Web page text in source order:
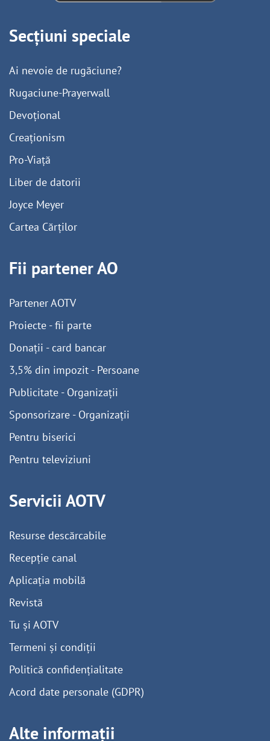
Secțiuni speciale
Ai nevoie de rugăciune?
Rugaciune-Prayerwall
Devoțional
Creaționism
Pro-Viață
Liber de datorii
Joyce Meyer
Cartea Cărților
Fii partener AO
Partener AOTV
Proiecte - fii parte
Donații - card bancar
3,5% din impozit - Persoane
Publicitate - Organizații
Sponsorizare - Organizații
Pentru biserici
Pentru televiziuni
Servicii AOTV
Resurse descărcabile
Recepție canal
Aplicația mobilă
Revistă
Tu și AOTV
Termeni și condiții
Politică confidențialitate
Acord date personale (GDPR)
Alte informații